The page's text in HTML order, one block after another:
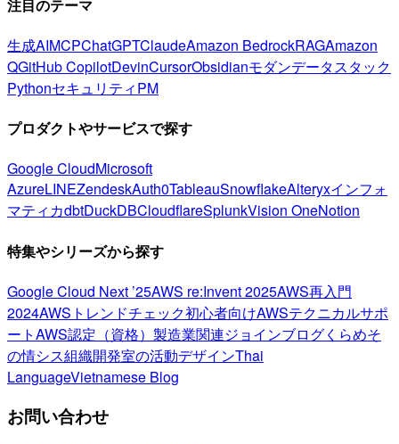
注目のテーマ
生成AIMCPChatGPTClaudeAmazon BedrockRAGAmazon
QGitHub CopilotDevinCursorObsidianモダンデータスタック
PythonセキュリティPM
プロダクトやサービスで探す
Google CloudMicrosoft
AzureLINEZendeskAuth0TableauSnowflakeAlteryxインフォ
マティカdbtDuckDBCloudflareSplunkVision OneNotion
特集やシリーズから探す
Google Cloud Next ’25AWS re:Invent 2025AWS再入門
2024AWSトレンドチェック初心者向けAWSテクニカルサポ
ートAWS認定（資格） 製造業関連ジョインブログくらめそ
の情シス組織開発室の活動デザインThai
LanguageVietnamese Blog
お問い合わせ